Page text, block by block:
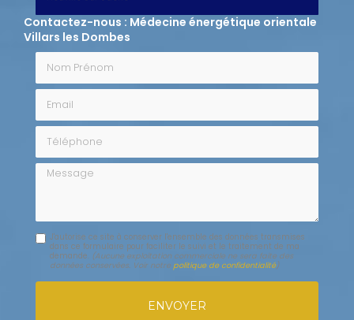
Contactez-nous : Médecine énergétique orientale
Villars les Dombes
Nom Prénom
Email
Message
J'autorise ce site à conserver l'ensemble des données transmises
dans ce formulaire pour faciliter le suivi et le traitement de ma
demande.
(Aucune exploitation commerciale ne sera faite des
données conservées. Voir notre politique de confidentialité)